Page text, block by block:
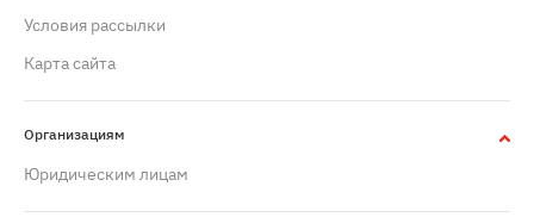
Условия рассылки
Карта сайта
Организациям
Юридическим лицам